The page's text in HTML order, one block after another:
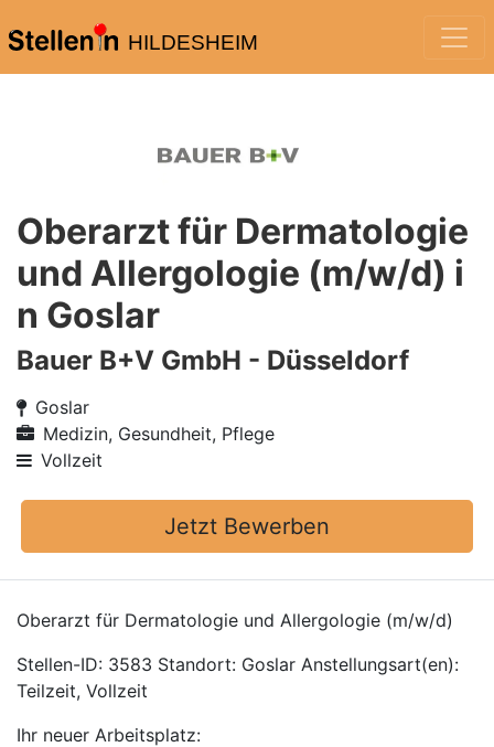
HILDESHEIM
Oberarzt für Dermatologie
und Allergologie (m/w/d) i
n Goslar
Bauer B+V GmbH - Düsseldorf
Goslar
Medizin, Gesundheit, Pflege
Vollzeit
Jetzt Bewerben
Oberarzt für Dermatologie und Allergologie (m/w/d)
Stellen-ID: 3583 Standort: Goslar Anstellungsart(en):
Teilzeit, Vollzeit
Ihr neuer Arbeitsplatz: